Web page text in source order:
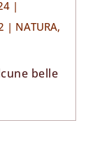
|
| NATURA,
belle